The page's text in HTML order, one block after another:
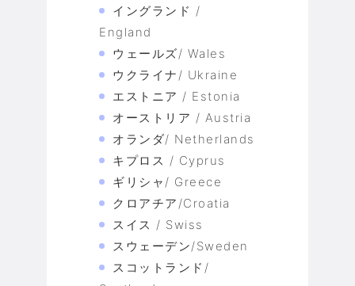
イングランド /
England
ウェールズ/ Wales
ウクライナ/ Ukraine
エストニア / Estonia
オーストリア / Austria
オランダ/ Netherlands
キプロス / Cyprus
ギリシャ/ Greece
クロアチア/Croatia
スイス / Swiss
スウェーデン/Sweden
スコットランド/